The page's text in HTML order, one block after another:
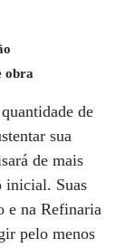
obra
de
sua
de mais
inicial. Suas
e na Refinaria
pelo menos